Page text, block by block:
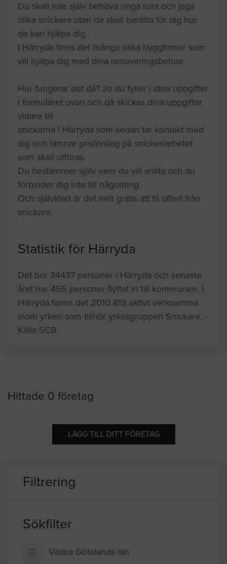
Du skall inte själv behöva ringa runt och jaga
olika snickare utan de skall berätta för dig hur
de kan hjälpa dig.
I Härryda finns det många olika byggfirmor som
vill hjälpa dig med dina renoveringsbehov.
Hur fungerar det då? Jo du fyller i dina uppgifter
i formuläret ovan och då skickas dina uppgifter
vidare till
snickarna i Härryda som sedan tar kontakt med
dig och lämnar prisförslag på snickeriarbetet
som skall utföras.
Du bestämmer själv vem du vill anlita och du
förbinder dig inte till någonting.
Och självklart är det helt gratis att få offert från
snickare.
Statistik för Härryda
Det bor 34437 personer i Härryda och senaste
året har 456 personer flyttat in till kommunen. I
Härryda fanns det 2010 819 aktivt verksamma
inom yrken som tillhör yrkesgruppen Snickare. -
Källa SCB.
Hittade 0 företag
LÄGG TILL DITT FÖRETAG
Filtrering
Sökfilter
Västra Götalands län